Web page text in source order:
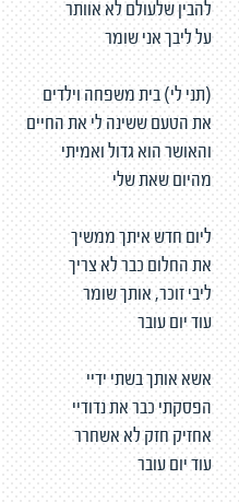
להבין שלעולם לא אוותר
על ליבך אני שומר
(תני לי) בית משפחה וילדים
את הטעם ששינה לי את החיים
והאושר הוא גדול ואמיתי
מהיום שאת שלי
ליום חדש איתך ממשיך
את החלום כבר לא צריך
ליבי זוכר, אותך שומר
עוד יום עובר
אשא אותך בשתי ידיי
הפסקתי כבר את נדודיי
אחזיק חזק לא אשחרר
עוד יום עובר